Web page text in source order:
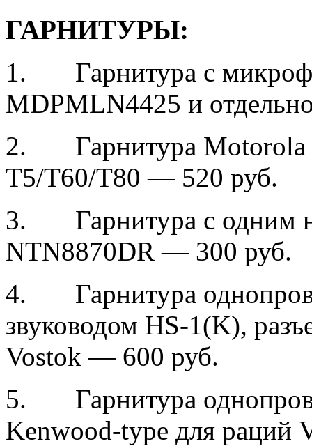
ГАРНИТУРЫ:
1. Гарнитура с
MDPMLN4425 и
2. Гарнитура Motorola
Т5/T60/T80 — 520 руб.
3. Гарнитура с одним
NTN8870DR — 300 руб.
4. Гарнитура
звуководом HS-1(K),
Vostok — 600 руб.
5. Гарнитура
Kenwood-type для раций